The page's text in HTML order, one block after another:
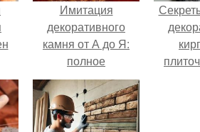
Имитация
декоративного
камня от А до Я:
полное
руководство